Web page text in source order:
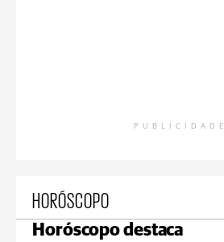
PUBLICIDADE
HORÓSCOPO
Horóscopo destaca